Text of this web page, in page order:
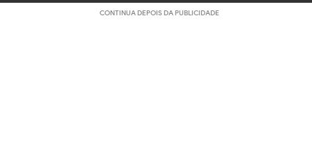
CONTINUA DEPOIS DA PUBLICIDADE